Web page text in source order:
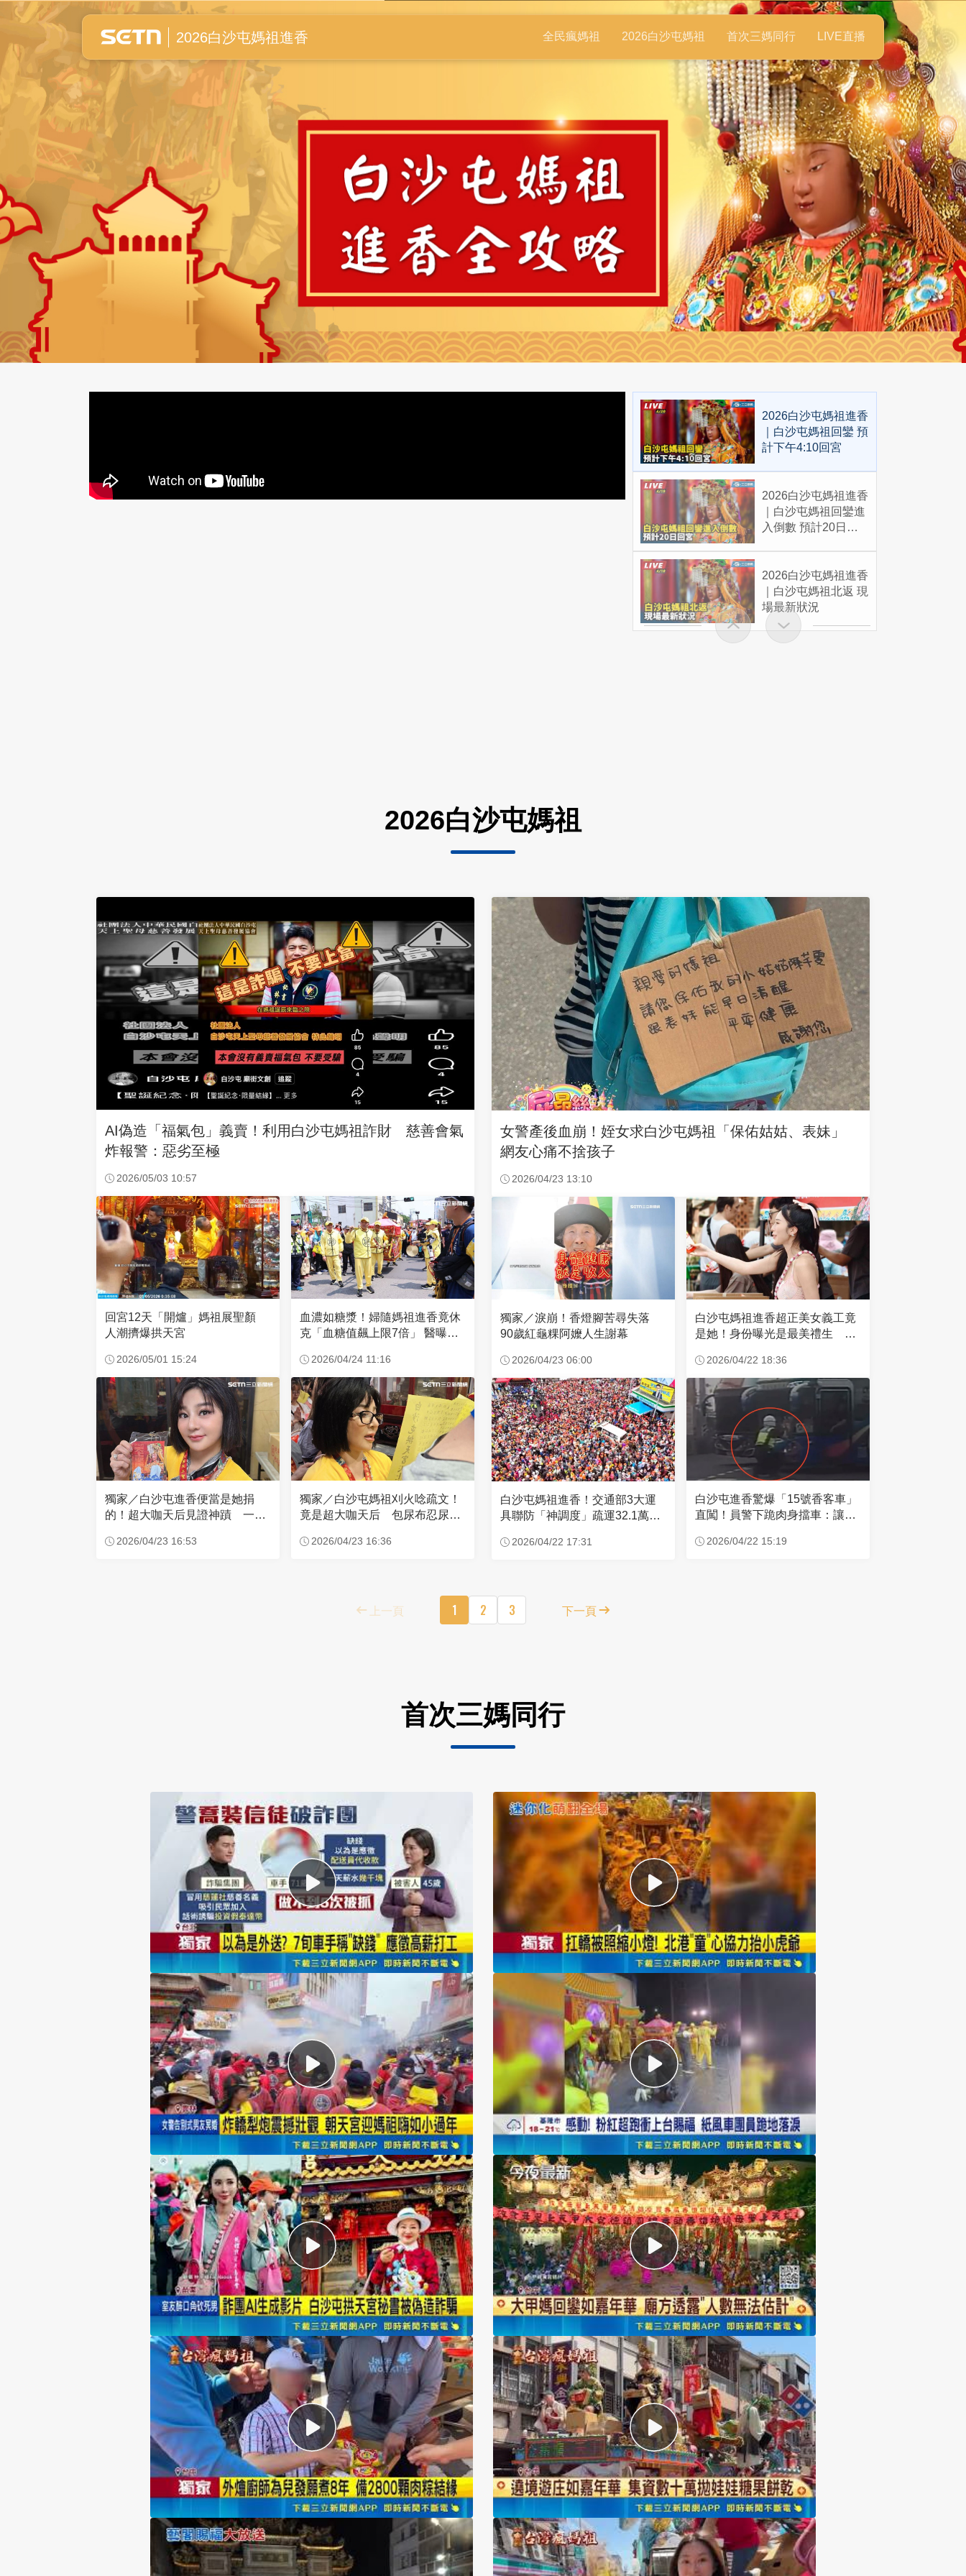
白沙屯媽祖進香全紀錄
2026白沙屯媽祖進香 全民瘋媽祖 2026白沙屯媽祖 首次三媽同行 LIVE直播
2026白沙屯媽祖進香
｜白沙屯媽祖回鑾 預
計下午4:10回宮
2026白沙屯媽祖進香
｜白沙屯媽祖回鑾進
入倒數 預計20日回
2026白沙屯媽祖進香
｜白沙屯媽祖北返 現
場最新狀況
2026白沙屯媽祖
AI偽造「福氣包」義賣！利用白沙屯媽祖詐財 慈善會氣
炸報警：惡劣至極
2026/05/03 10:57
回宮12天「開爐」媽祖展聖顏
人潮擠爆拱天宮
2026/05/01 15:24
血濃如糖漿！婦隨媽祖進香竟休
克「血糖值飆上限7倍」 醫曝原
2026/04/24 11:16
獨家／白沙屯進香便當是她捐
的！超大咖天后見證神蹟 一靠
2026/04/23 16:53
獨家／白沙屯媽祖刈火唸疏文！
竟是超大咖天后 包尿布忍尿5
2026/04/23 16:36
女警產後血崩！姪女求白沙屯媽祖「保佑姑姑、表妹」
網友心痛不捨孩子
2026/04/23 13:10
獨家／淚崩！香燈腳苦尋失落
90歲紅龜粿阿嬤人生謝幕
2026/04/23 06:00
白沙屯媽祖進香超正美女義工竟
是她！身份曝光是最美禮生 一
2026/04/22 18:36
白沙屯媽祖進香！交通部3大運
具聯防「神調度」疏運32.1萬創
2026/04/22 17:31
白沙屯進香驚爆「15號香客車」
直闖！員警下跪肉身擋車：讓行
2026/04/22 15:19
上一頁 1 2 3 下一頁
首次三媽同行